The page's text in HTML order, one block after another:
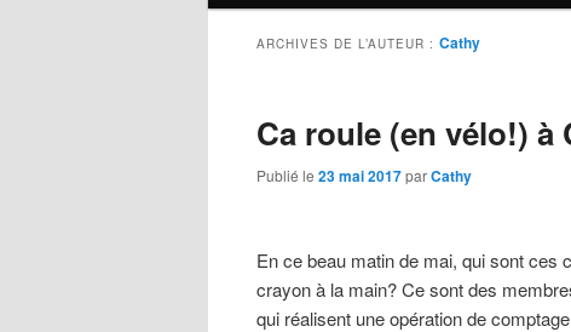
au
au
ARCHIVES DE L’AUTEUR : Cathy
Ca roule (en vélo!) à
Publié le 23 mai 2017parCathy
En ce beau matin de mai, qui sont ces
crayon à la main? Ce sont des
qui réalisent une opération de